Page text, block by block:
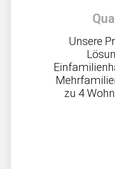
Unsere
zu 4